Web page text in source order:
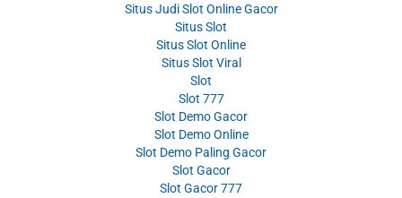
Situs Judi Slot Online Gacor
Situs Slot
Situs Slot Online
Situs Slot Viral
Slot
Slot 777
Slot Demo Gacor
Slot Demo Online
Slot Demo Paling Gacor
Slot Gacor
Slot Gacor 777